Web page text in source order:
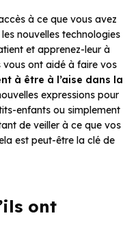
à ce que vous avez
nouvelles technologies
et apprenez-leur à
vous ont aidé à faire vos
à être à l’aise dans la
expressions pour
enfants ou simplement
de veiller à ce que vos
est peut-être la clé de
ont